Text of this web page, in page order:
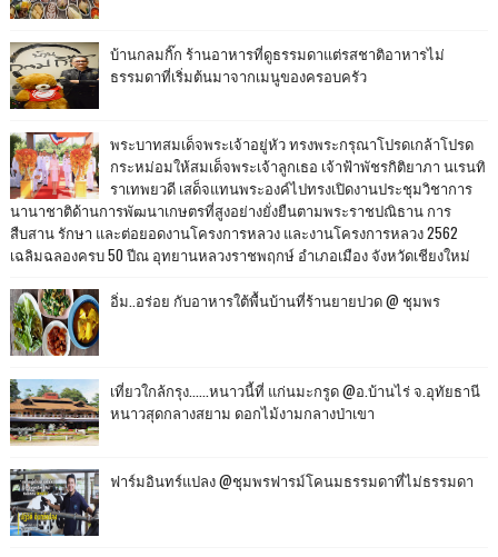
บ้านกลมกิ๊ก ร้านอาหารที่ดูธรรมดาแต่รสชาติอาหารไม่
ธรรมดาที่เริ่มต้นมาจากเมนูของครอบครัว
พระบาทสมเด็จพระเจ้าอยู่หัว ทรงพระกรุณาโปรดเกล้าโปรด
กระหม่อมให้สมเด็จพระเจ้าลูกเธอ เจ้าฟ้าพัชรกิติยาภา นเรนทิ
ราเทพยวดี เสด็จแทนพระองค์ไปทรงเปิดงานประชุมวิชาการ
นานาชาติด้านการพัฒนาเกษตรที่สูงอย่างยั่งยืนตามพระราชปณิธาน การ
สืบสาน รักษา และต่อยอดงานโครงการหลวง และงานโครงการหลวง 2562
เฉลิมฉลองครบ 50 ปีณ อุทยานหลวงราชพฤกษ์ อำเภอเมือง จังหวัดเชียงใหม่
อิ่ม..อร่อย กับอาหารใต้พื้นบ้านที่ร้านยายปวด @ ชุมพร
เที่ยวใกล้กรุง......หนาวนี้ที่ แก่นมะกรูด @อ.บ้านไร่ จ.อุทัยธานี
หนาวสุดกลางสยาม ดอกไม้งามกลางป่าเขา
ฟาร์มอินทร์แปลง @ชุมพรฟารม์โคนมธรรมดาที่ไม่ธรรมดา